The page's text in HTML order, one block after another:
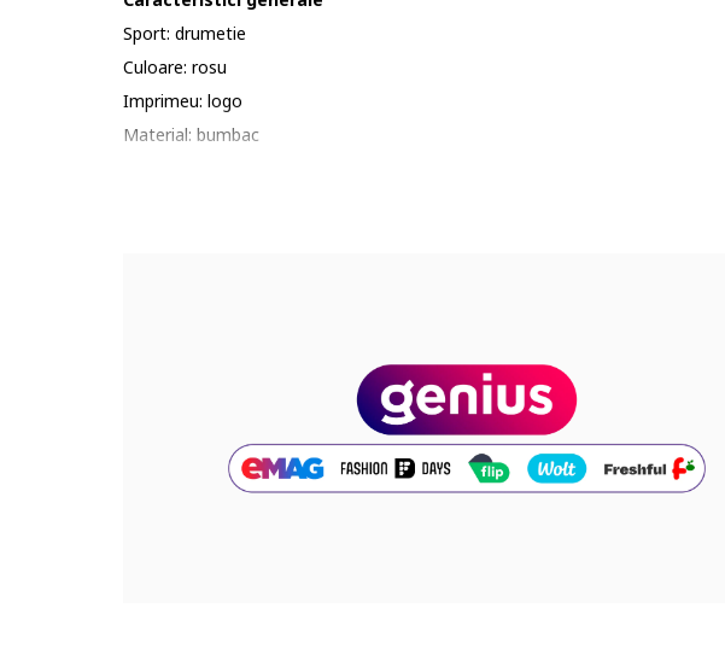
Sport: drumetie
Culoare: rosu
Imprimeu: logo
Material: bumbac